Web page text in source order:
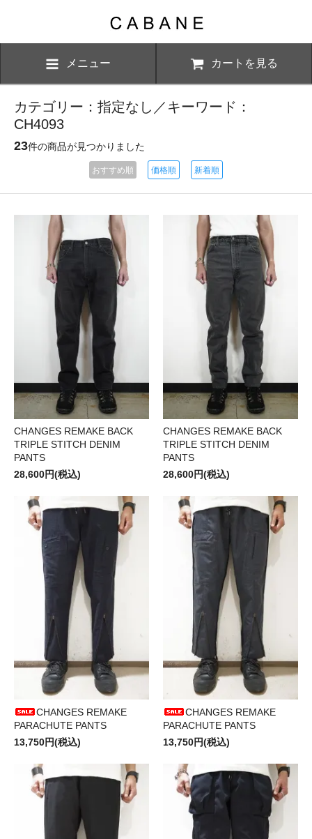
メニュー カートを見る
カテゴリー：指定なし／キーワード：
CH4093
23件の商品が見つかりました
おすすめ順 価格順 新着順
CHANGES REMAKE BACK
TRIPLE STITCH DENIM
PANTS
28,600円(税込)
CHANGES REMAKE BACK
TRIPLE STITCH DENIM
PANTS
28,600円(税込)
CHANGES REMAKE
PARACHUTE PANTS
13,750円(税込)
CHANGES REMAKE
PARACHUTE PANTS
13,750円(税込)